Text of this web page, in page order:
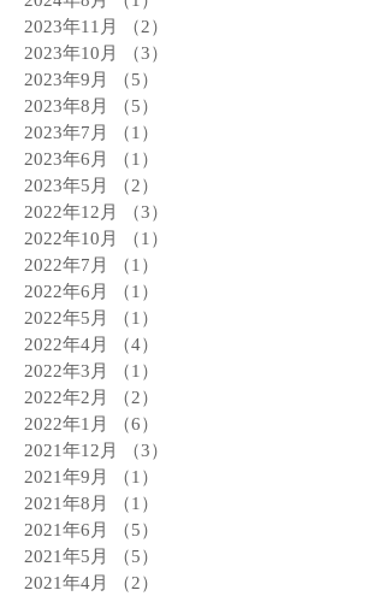
2023年11月
（2）
2023年10月
（3）
2023年9月
（5）
2023年8月
（5）
2023年7月
（1）
2023年6月
（1）
2023年5月
（2）
2022年12月
（3）
2022年10月
（1）
2022年7月
（1）
2022年6月
（1）
2022年5月
（1）
2022年4月
（4）
2022年3月
（1）
2022年2月
（2）
2022年1月
（6）
2021年12月
（3）
2021年9月
（1）
2021年8月
（1）
2021年6月
（5）
2021年5月
（5）
2021年4月
（2）